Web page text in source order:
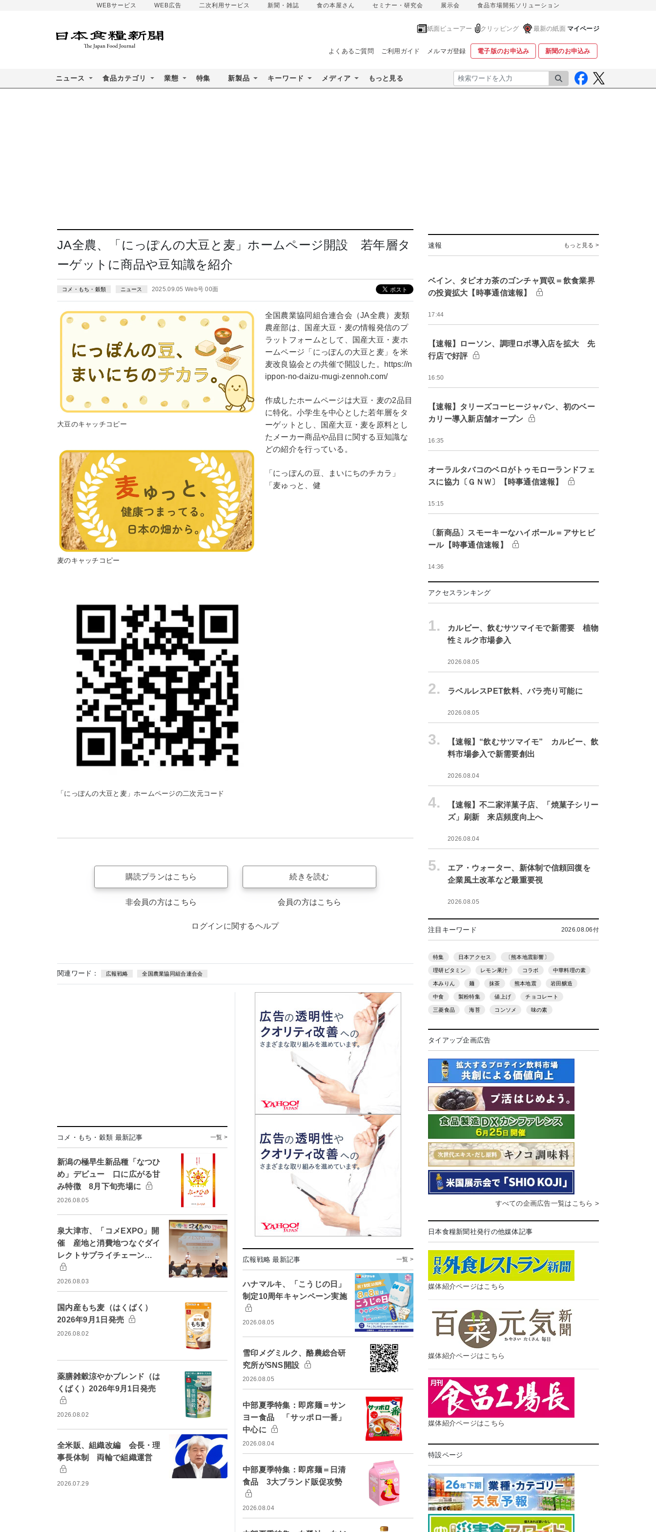
WEBサービス WEB広告 二次利用サービス 新聞・雑誌 食の本屋さん セミナー・研究会 展示会 食品市場開拓ソリューション
紙面ビューアー クリッピング 最新の紙面 マイページ
よくあるご質問 ご利用ガイド メルマガ登録 電子版のお申込み 新聞のお申込み
ニュース 食品カテゴリ 業態 特集 新製品 キーワード メディア もっと見る 検索
JA全農、「にっぽんの大豆と麦」ホームページ開設 若年層タ
ーゲットに商品や豆知識を紹介
コメ・もち・穀類 ニュース 2025.09.05 Web号 00面
大豆のキャッチコピー
麦のキャッチコピー
「にっぽんの大豆と麦」ホームページの二次元コード
全国農業協同組合連合会（JA全農）麦類
農産部は、国産大豆・麦の情報発信のプ
ラットフォームとして、国産大豆・麦ホ
ームページ「にっぽんの大豆と麦」を米
麦改良協会との共催で開設した。https://n
ippon-no-daizu-mugi-zennoh.com/
作成したホームページは大豆・麦の2品目
に特化。小学生を中心とした若年層をタ
ーゲットとし、国産大豆・麦を原料とし
たメーカー商品や品目に関する豆知識な
どの紹介を行っている。
「にっぽんの豆、まいにちのチカラ」
「麦ゅっと、健
購読プランはこちら
非会員の方はこちら
続きを読む
会員の方はこちら
ログインに関するヘルプ
関連ワード： 広報戦略 全国農業協同組合連合会
コメ・もち・穀類 最新記事 一覧 >
新潟の極早生新品種「なつひ
め」デビュー 口に広がる甘
み特徴 8月下旬売場に
2026.08.05
泉大津市、「コメEXPO」開
催 産地と消費地つなぐダイ
レクトサプライチェーン…
2026.08.03
国内産もち麦（はくばく）
2026年9月1日発売
2026.08.02
薬膳雑穀涼やかブレンド（は
くばく）2026年9月1日発売
2026.08.02
全米販、組織改編 会長・理
事長体制 両輪で組織運営
2026.07.29
広報戦略 最新記事 一覧 >
ハナマルキ、「こうじの日」
制定10周年キャンペーン実施
2026.08.05
雪印メグミルク、酪農総合研
究所がSNS開設
2026.08.05
中部夏季特集：即席麺＝サン
ヨー食品 「サッポロ一番」
中心に
2026.08.04
中部夏季特集：即席麺＝日清
食品 3大ブランド販促攻勢
2026.08.04
速報 もっと見る >
ベイン、タピオカ茶のゴンチャ買収＝飲食業界
の投資拡大【時事通信速報】
17:44
【速報】ローソン、調理ロボ導入店を拡大 先
行店で好評
16:50
【速報】タリーズコーヒージャパン、初のベー
カリー導入新店舗オープン
16:35
オーラルタバコのベロがトゥモローランドフェ
スに協力〔ＧＮＷ〕【時事通信速報】
15:15
〔新商品〕スモーキーなハイボール＝アサヒビ
ール【時事通信速報】
14:36
アクセスランキング
1.
カルビー、飲むサツマイモで新需要 植物
性ミルク市場参入
2026.08.05
2. ラベルレスPET飲料、バラ売り可能に
2026.08.05
3.
【速報】“飲むサツマイモ” カルビー、飲
料市場参入で新需要創出
2026.08.04
4.
【速報】不二家洋菓子店、「焼菓子シリー
ズ」刷新 来店頻度向上へ
2026.08.04
5.
エア・ウォーター、新体制で信頼回復を
企業風土改革など最重要視
2026.08.05
注目キーワード 2026.08.06付
特集 日本アクセス 〔熊本地震影響〕
理研ビタミン レモン果汁 コラボ 中華料理の素
本みりん 麺 抹茶 熊本地震 岩田醸造
中食 製粉特集 値上げ チョコレート
三菱食品 海苔 コンソメ 味の素
タイアップ企画広告
すべての企画広告一覧はこちら >
日本食糧新聞社発行の他媒体記事
媒体紹介ページはこちら
媒体紹介ページはこちら
媒体紹介ページはこちら
特設ページ